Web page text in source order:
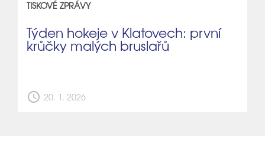
TISKOVÉ ZPRÁVY
Týden hokeje v Klatovech: první
krůčky malých bruslařů
schedule 20. 1. 2026